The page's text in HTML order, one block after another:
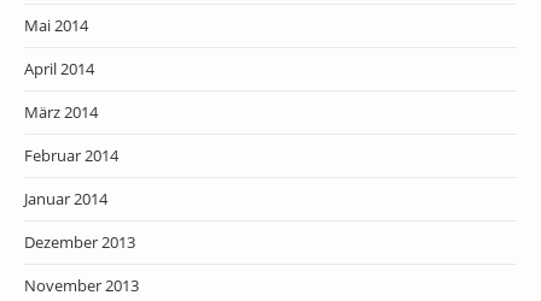
Mai 2014
April 2014
März 2014
Februar 2014
Januar 2014
Dezember 2013
November 2013